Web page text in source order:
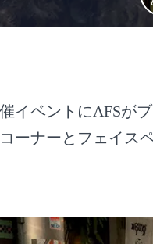
イベントにAFSが
ーナーとフェイス